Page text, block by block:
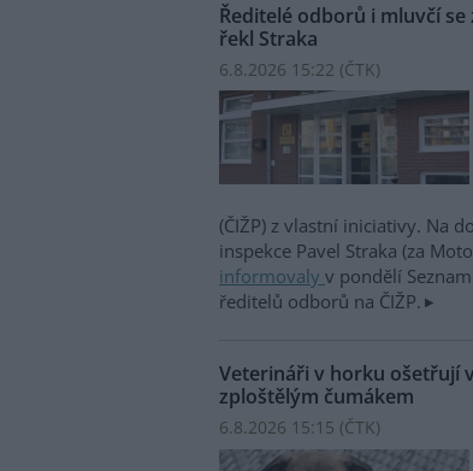
Ředitelé odborů i mluvčí
řekl Straka
6.8.2026 15:22 (ČTK)
(ČIŽP) z vlastní iniciativy. Na
inspekce Pavel Straka (za
informovaly v pondělí
ředitelů odborů na ČIŽP.
Veterináři v horku ošetřují
zploštělým čumákem
6.8.2026 15:15 (ČTK)